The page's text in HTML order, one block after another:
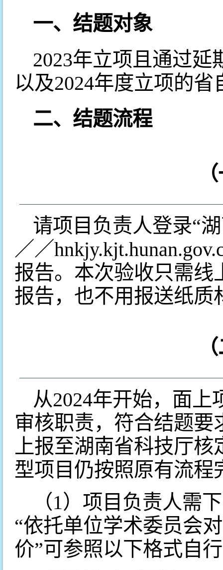
一、结题对象
2023年立项且通过
以及2024年度立项的
二、结题流程
请项目负责人登录“
／／
报告。本次验收只需线
报告，也不用报送纸质
从2024年开始，面
审核职责，符合结题
上报至湖南省科技厅
型项目仍按照原有流程
（1）项目负责人需
“依托单位学术委员会
价”可参照以下格式自